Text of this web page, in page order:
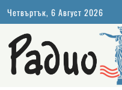
Четвъртък, 6 Август 2026